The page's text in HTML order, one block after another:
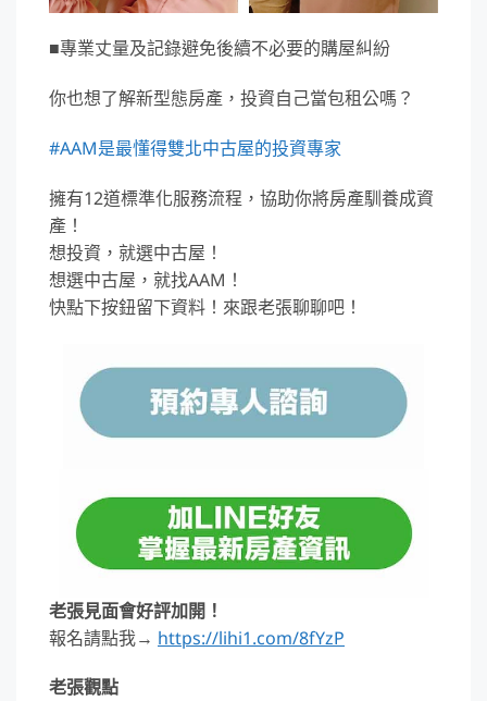
■專業丈量及記錄避免後續不必要的購屋糾紛
你也想了解新型態房產，投資自己當包租公嗎？
#AAM是最懂得雙北中古屋的投資專家
擁有12道標準化服務流程，協助你將房產馴養成資
產！
想投資，就選中古屋！
想選中古屋，就找AAM！
快點下按鈕留下資料！來跟老張聊聊吧！
老張見面會好評加開！
報名請點我→ https://lihi1.com/8fYzP
老張觀點